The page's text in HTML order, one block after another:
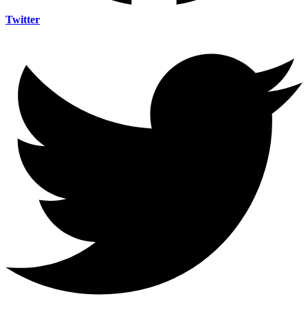
Twitter